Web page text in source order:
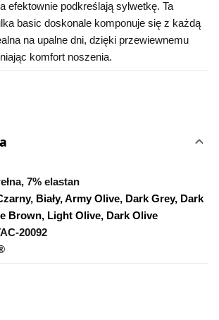
efektownie podkreślają sylwetkę. Ta
basic doskonale komponuje się z każdą
na upalne dni, dzięki przewiewnemu
komfort noszenia.
7% elastan
Biały, Army Olive, Dark Grey, Dark
Brown, Light Olive, Dark Olive
20092